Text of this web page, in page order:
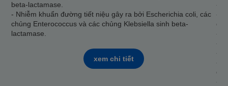
beta-lactamase.
- Nhiễm khuẩn đường tiết niệu gây ra bởi Escherichia coli, các
chủng Enterococcus và các chủng Klebsiella sinh beta-
lactamase.
xem chi tiết
-
-
-
-
-
-
-